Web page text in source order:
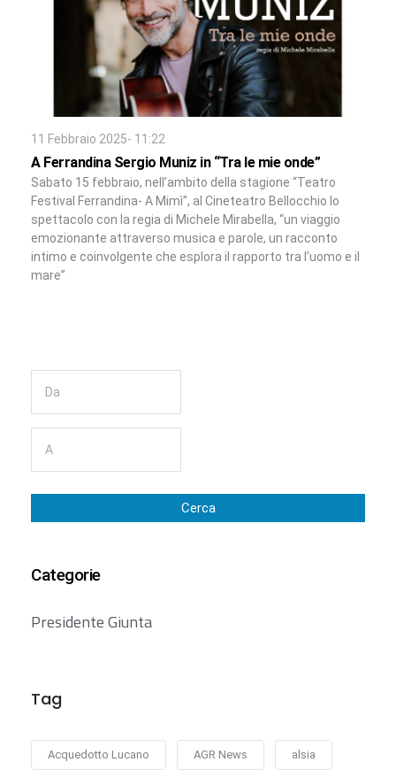
11 Febbraio 2025- 11:22
A Ferrandina Sergio Muniz in “Tra le mie onde”
Sabato 15 febbraio, nell’ambito della stagione “Teatro
Festival Ferrandina- A Mimì”, al Cineteatro Bellocchio lo
spettacolo con la regia di Michele Mirabella, “un viaggio
emozionante attraverso musica e parole, un racconto
intimo e coinvolgente che esplora il rapporto tra l’uomo e il
mare”
Cerca
Categorie
Presidente Giunta
Tag
Acquedotto Lucano AGR News alsia